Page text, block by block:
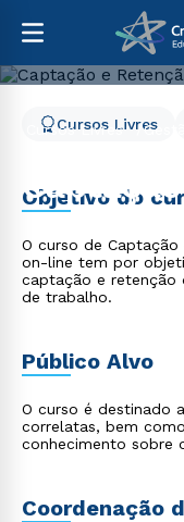
Cursos Livres
Talentos
Cursos Livres
Objetivo do
O curso de
on-line tem por
captação e retenção
de trabalho.
Público Alvo
O curso é destinado
correlatas, bem
conhecimento sobre
Coordenação